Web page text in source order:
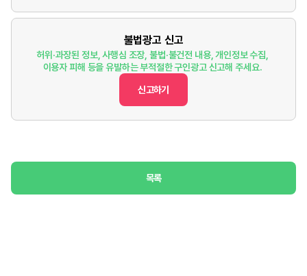
불법광고 신고
허위·과장된 정보, 사행심 조장, 불법·불건전 내용, 개인정보 수집,
이용자 피해 등을 유발하는 부적절한 구인광고 신고해 주세요.
신고하기
목록